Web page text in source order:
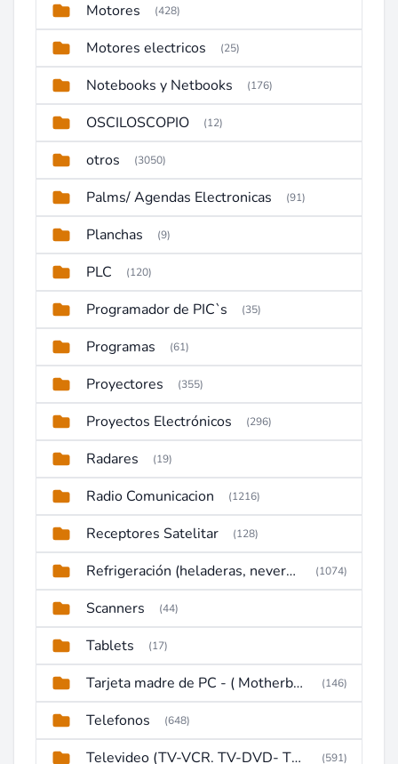
Motores (428)
Motores electricos (25)
Notebooks y Netbooks (176)
OSCILOSCOPIO (12)
otros (3050)
Palms/ Agendas Electronicas (91)
Planchas (9)
PLC (120)
Programador de PIC`s (35)
Programas (61)
Proyectores (355)
Proyectos Electrónicos (296)
Radares (19)
Radio Comunicacion (1216)
Receptores Satelitar (128)
Refrigeración (heladeras, neveras, congeladores) (1074)
Scanners (44)
Tablets (17)
Tarjeta madre de PC - ( Motherboard ) (146)
Telefonos (648)
Televideo (TV-VCR. TV-DVD- TV-DVD-VCR) (591)